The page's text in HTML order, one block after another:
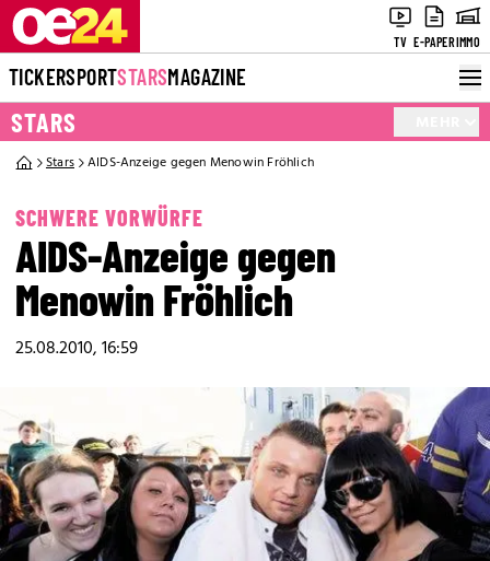
TV E-PAPERIMMO
TICKERSPORTSTARSMAGAZINE
STARS
Stars AIDS-Anzeige gegen Menowin Fröhlich
SCHWERE VORWÜRFE
AIDS-Anzeige gegen
Menowin Fröhlich
25.08.2010, 16:59